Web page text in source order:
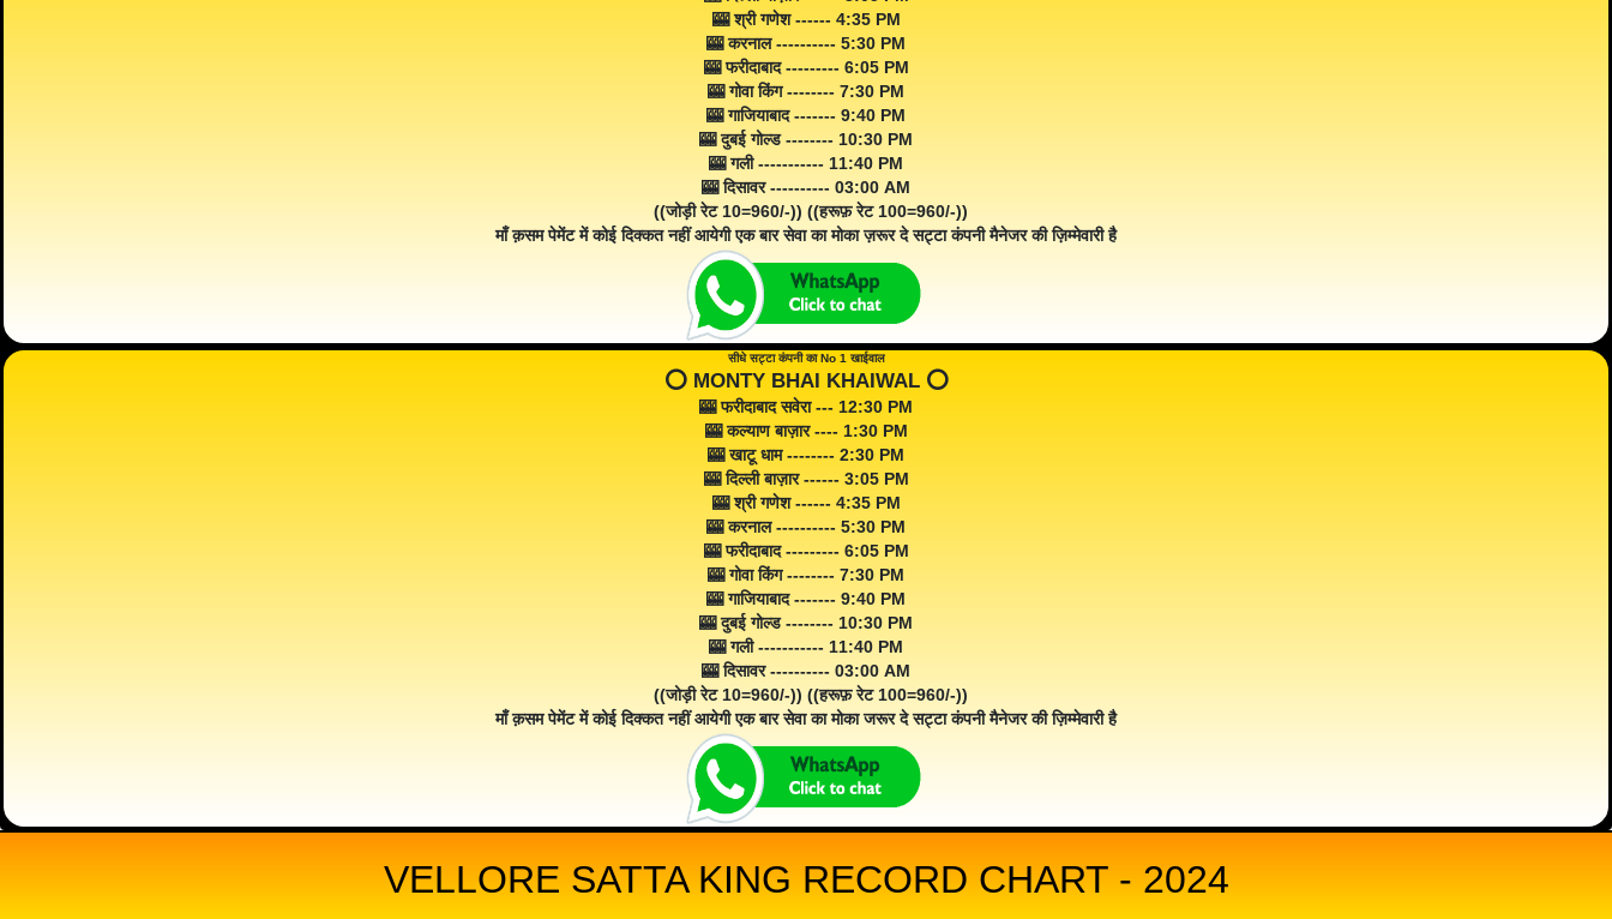
🎰 श्री गणेश ------ 4:35 PM
🎰 करनाल ---------- 5:30 PM
🎰 फरीदाबाद --------- 6:05 PM
🎰 गोवा किंग -------- 7:30 PM
🎰 गाजियाबाद ------- 9:40 PM
🎰 दुबई गोल्ड -------- 10:30 PM
🎰 गली ----------- 11:40 PM
🎰 दिसावर ---------- 03:00 AM
((जोड़ी रेट 10=960/-)) ((हरूफ़ रेट 100=960/-))
माँ क़सम पेमेंट में कोई दिक्कत नहीं आयेगी एक बार सेवा का मोका ज़रूर दे सट्टा कंपनी मैनेजर की ज़िम्मेवारी है
सीधे सट्टा कंपनी का No 1 खाईवाल
⭕️ MONTY BHAI KHAIWAL ⭕️
🎰 फरीदाबाद सवेरा --- 12:30 PM
🎰 कल्याण बाज़ार ---- 1:30 PM
🎰 खाटू धाम -------- 2:30 PM
🎰 दिल्ली बाज़ार ------ 3:05 PM
🎰 श्री गणेश ------ 4:35 PM
🎰 करनाल ---------- 5:30 PM
🎰 फरीदाबाद --------- 6:05 PM
🎰 गोवा किंग -------- 7:30 PM
🎰 गाजियाबाद ------- 9:40 PM
🎰 दुबई गोल्ड -------- 10:30 PM
🎰 गली ----------- 11:40 PM
🎰 दिसावर ---------- 03:00 AM
((जोड़ी रेट 10=960/-)) ((हरूफ़ रेट 100=960/-))
माँ क़सम पेमेंट में कोई दिक्कत नहीं आयेगी एक बार सेवा का मोका जरूर दे सट्टा कंपनी मैनेजर की ज़िम्मेवारी है
VELLORE SATTA KING RECORD CHART - 2024